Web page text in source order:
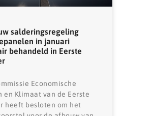
salderingsregeling
in januari
behandeld in Eerste
Economische
en Klimaat van de Eerste
heeft besloten om het